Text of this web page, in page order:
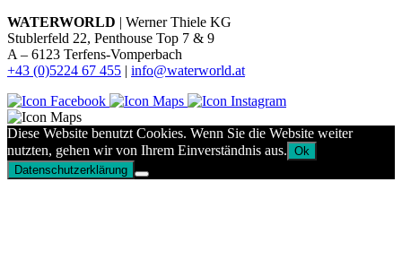
WATERWORLD | Werner Thiele KG
Stublerfeld 22, Penthouse Top 7 & 9
A – 6123 Terfens-Vomperbach
+43 (0)5224 67 455 | info@waterworld.at
Diese Website benutzt Cookies. Wenn Sie die Website weiter
nutzten, gehen wir von Ihrem Einverständnis aus. Ok
Datenschutzerklärung